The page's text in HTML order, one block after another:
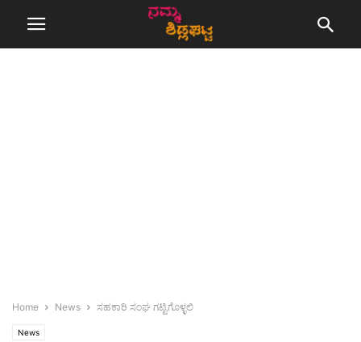
Home News ಸಹಕಾರಿ ಸಂಘ ಗಟ್ಟಿಗೊಳ್ಳಲಿ
News